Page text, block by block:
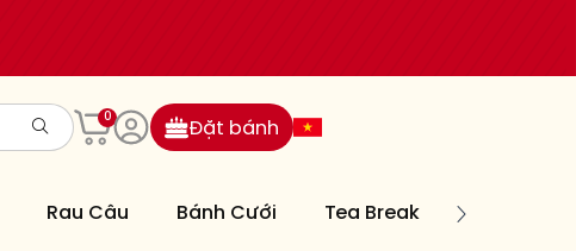
0
Đặt bánh
Rau Câu Bánh Cưới Tea Break